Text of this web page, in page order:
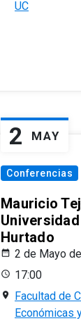
UC
2 MAY
Conferencias
Mauricio
Hurtado
2 de Mayo
17:00
Facultad de
Económicas